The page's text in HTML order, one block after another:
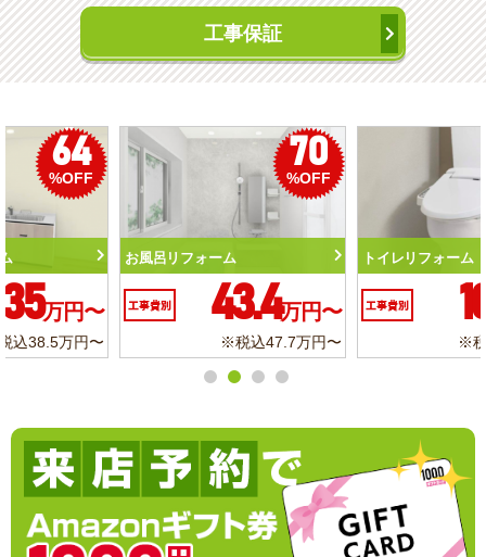
工事保証
50
トイレリフォーム
工事費別 10.3 万円〜
※税込11.3万円〜
56
%OFF
洗面化粧台リフォーム
工事費別 6.2
※税込6.8万円〜